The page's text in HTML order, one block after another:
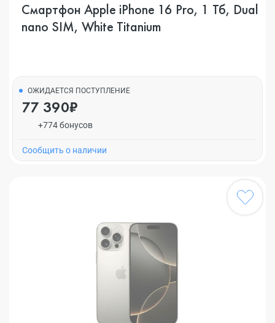
Смартфон Apple iPhone 16 Pro, 1 Тб, Dual
nano SIM, White Titanium
ОЖИДАЕТСЯ ПОСТУПЛЕНИЕ
77 390₽
+774 бонусов
Cообщить о наличии